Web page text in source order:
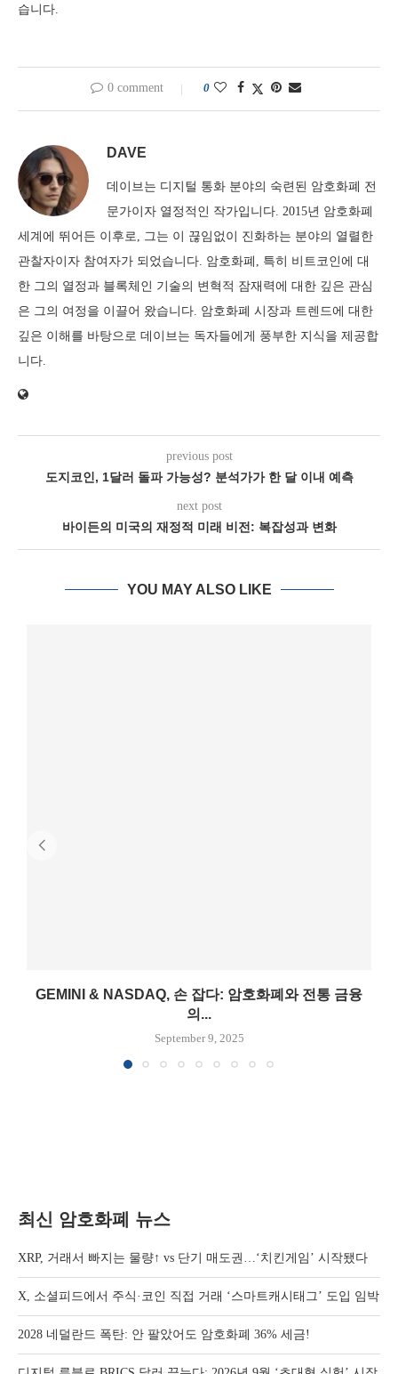
습니다.
0 comment 0
DAVE
데이브는 디지털 통화 분야의 숙련된 암호화폐 전
문가이자 열정적인 작가입니다. 2015년 암호화폐
세계에 뛰어든 이후로, 그는 이 끊임없이 진화하는 분야의 열렬한
관찰자이자 참여자가 되었습니다. 암호화폐, 특히 비트코인에 대
한 그의 열정과 블록체인 기술의 변혁적 잠재력에 대한 깊은 관심
은 그의 여정을 이끌어 왔습니다. 암호화폐 시장과 트렌드에 대한
깊은 이해를 바탕으로 데이브는 독자들에게 풍부한 지식을 제공합
니다.
previous post
도지코인, 1달러 돌파 가능성? 분석가가 한 달 이내 예측
next post
바이든의 미국의 재정적 미래 비전: 복잡성과 변화
YOU MAY ALSO LIKE
GEMINI & NASDAQ, 손 잡다: 암호화폐와 전통 금융
의...
September 9, 2025
최신 암호화폐 뉴스
XRP, 거래서 빠지는 물량↑ vs 단기 매도권…‘치킨게임’ 시작됐다
X, 소셜피드에서 주식·코인 직접 거래 ‘스마트캐시태그’ 도입 임박
2028 네덜란드 폭탄: 안 팔았어도 암호화폐 36% 세금!